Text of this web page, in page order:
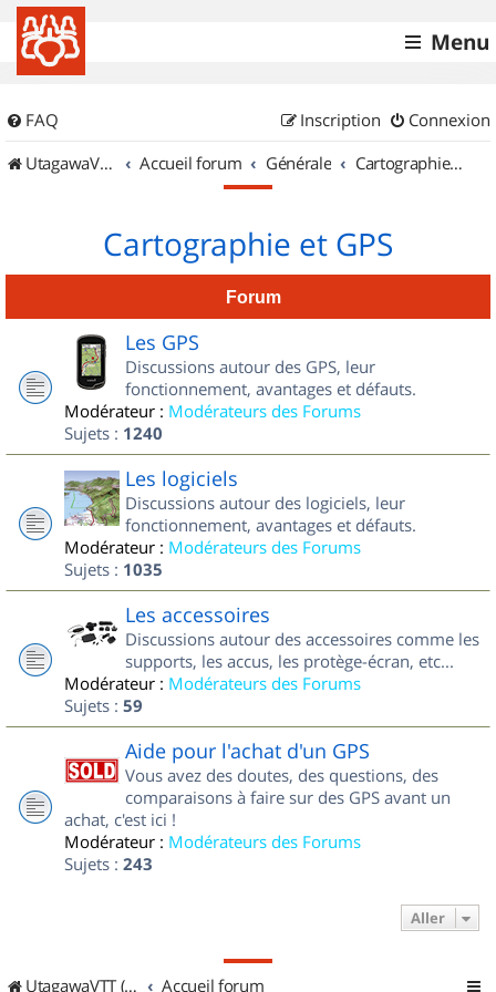
Menu
FAQ Connexion
Inscription
UtagawaVTT (Randos VTT et VTTAE avec traces GPS)
Accueil forum Générale Cartographie et GPS
Cartographie et GPS
Forum
Les GPS
Discussions autour des GPS, leur
fonctionnement, avantages et défauts.
Modérateur : Modérateurs des Forums
Sujets : 1240
Les logiciels
Discussions autour des logiciels, leur
fonctionnement, avantages et défauts.
Modérateur : Modérateurs des Forums
Sujets : 1035
Les accessoires
Discussions autour des accessoires comme les
supports, les accus, les protège-écran, etc...
Modérateur : Modérateurs des Forums
Sujets : 59
Aide pour l'achat d'un GPS
Vous avez des doutes, des questions, des
comparaisons à faire sur des GPS avant un
achat, c'est ici !
Modérateur : Modérateurs des Forums
Sujets : 243
Aller
UtagawaVTT (Randos VTT et VTTAE avec traces GPS) Accueil forum